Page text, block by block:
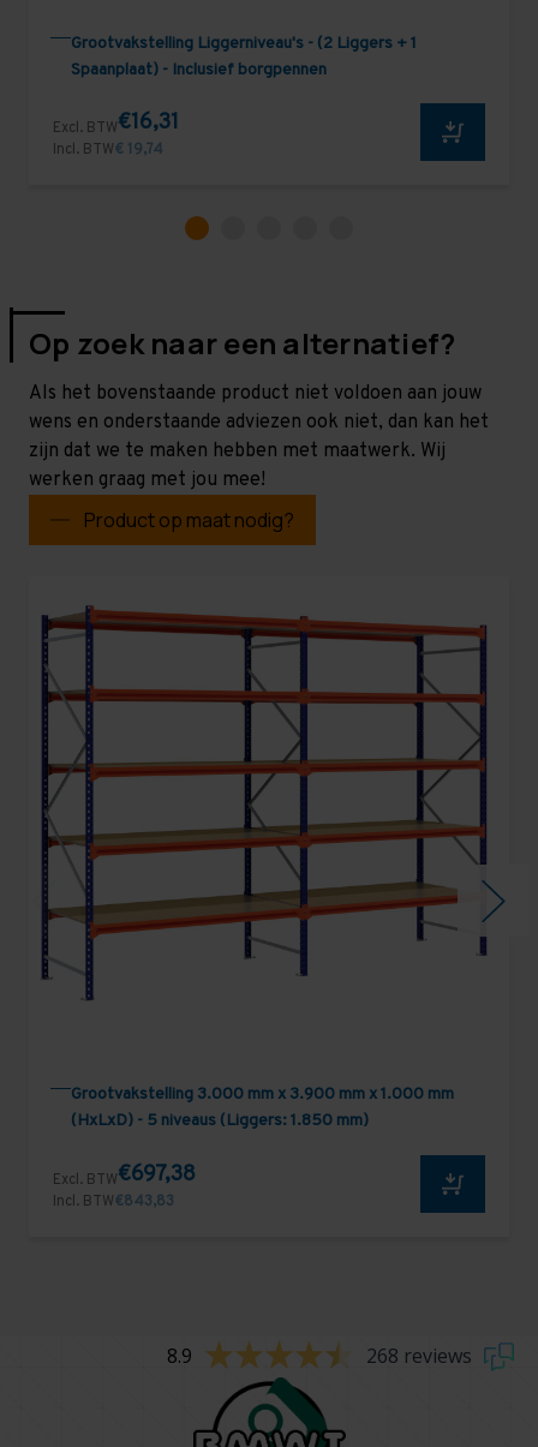
Grootvakstelling Liggerniveau's - (2 Liggers + 1
Spaanplaat) - Inclusief borgpennen
Excl. BTW€16,31
Incl. BTW€ 19,74
Op zoek naar een alternatief?
Als het bovenstaande product niet voldoen aan jouw
wens en onderstaande adviezen ook niet, dan kan het
zijn dat we te maken hebben met maatwerk. Wij
werken graag met jou mee!
Product op maat nodig?
Grootvakstelling 3.000 mm x 3.900 mm x 1.000 mm
(HxLxD) - 5 niveaus (Liggers: 1.850 mm)
Excl. BTW€697,38
Incl. BTW€843,83
8.9 268 reviews